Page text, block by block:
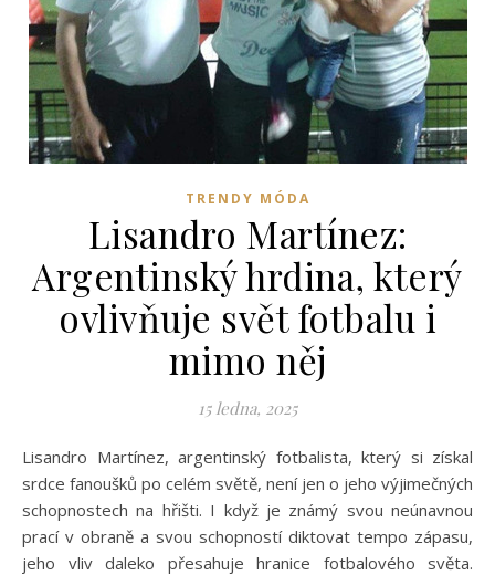
TRENDY MÓDA
Lisandro Martínez:
Argentinský hrdina, který
ovlivňuje svět fotbalu i
mimo něj
15 ledna, 2025
Lisandro Martínez, argentinský fotbalista, který si získal
srdce fanoušků po celém světě, není jen o jeho výjimečných
schopnostech na hřišti. I když je známý svou neúnavnou
prací v obraně a svou schopností diktovat tempo zápasu,
jeho vliv daleko přesahuje hranice fotbalového světa.